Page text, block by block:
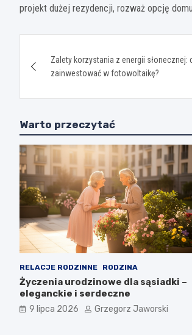
projekt dużej rezydencji, rozważ opcję
wpisu
Zalety korzystania z energii słonecznej:
zainwestować w fotowoltaikę?
Warto przeczytać
RELACJE RODZINNE RODZINA
Życzenia urodzinowe dla sąsiadki –
eleganckie i serdeczne
9 lipca 2026 Grzegorz Jaworski